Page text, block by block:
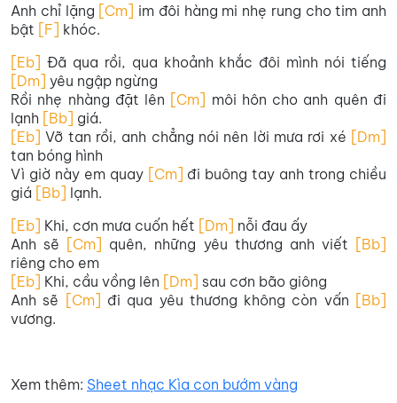
Anh chỉ lặng [Cm] im đôi hàng mi nhẹ rung cho tim anh
bật [F] khóc.
[Eb] Đã qua rồi, qua khoảnh khắc đôi mình nói tiếng
[Dm] yêu ngập ngừng
Rồi nhẹ nhàng đặt lên [Cm] môi hôn cho anh quên đi
lạnh [Bb] giá.
[Eb] Vỡ tan rồi, anh chẳng nói nên lời mưa rơi xé [Dm]
tan bóng hình
Vì giờ này em quay [Cm] đi buông tay anh trong chiều
giá [Bb] lạnh.
[Eb] Khi, cơn mưa cuốn hết [Dm] nỗi đau ấy
Anh sẽ [Cm] quên, những yêu thương anh viết [Bb]
riêng cho em
[Eb] Khi, cầu vồng lên [Dm] sau cơn bão giông
Anh sẽ [Cm] đi qua yêu thương không còn vấn [Bb]
vương.
Xem thêm: Sheet nhạc Kìa con bướm vàng